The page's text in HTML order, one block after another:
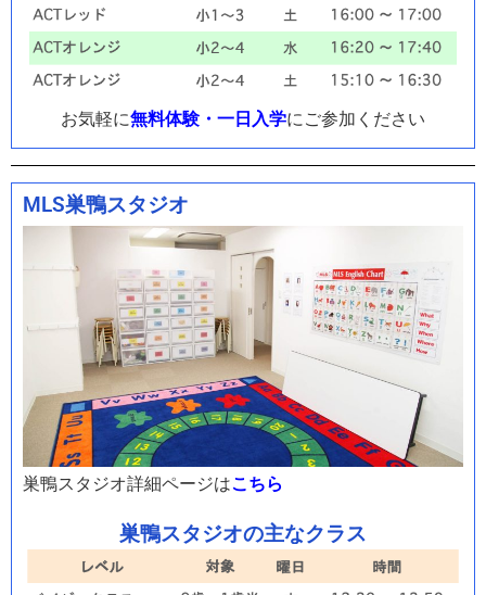
お気軽に無料体験・一日入学にご参加ください
MLS巣鴨スタジオ
巣鴨スタジオ詳細ページはこちら
巣鴨スタジオの主なクラス